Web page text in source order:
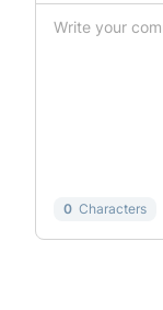
0 Characters